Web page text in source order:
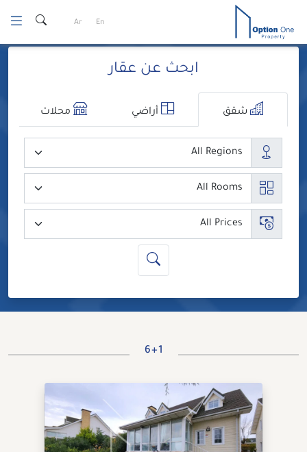
content
En
Ar
ابحث عن عقار
شقق أراضي محلات
6+1